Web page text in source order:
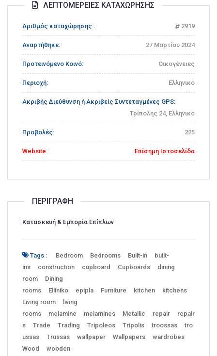
ΛΕΠΤΟΜΈΡΕΙΕΣ ΚΑΤΑΧΏΡΗΣΗΣ
Αριθμός καταχώρησης : 2919
Αναρτήθηκε: 27 Μαρτίου 2024
Προτεινόμενο Κοινό: Οικογένειες
Περιοχή: Ελληνικό
Ακριβής Διεύθυνση ή Ακριβείς Συντεταγμένες GPS:
Τρίπολης 24, Ελληνικό
Προβολές: 225
Website: Επίσημη Ιστοσελίδα
ΠΕΡΙΓΡΑΦΉ
Κατασκευή & Εμπορία Επίπλων
Tags : Bedroom Bedrooms Built-in
built-
ins
construction cupboard Cupboards
dining
room
Dining
rooms
Elliniko epipla Furniture kitchen
kitchens
Living room
living
rooms
melamine melamines Metallic repair
repair
s
Trade Trading Tripoleos Tripolis troossas
tro
ussas
Trussas wallpaper Wallpapers
wardrobes
Wood
wooden